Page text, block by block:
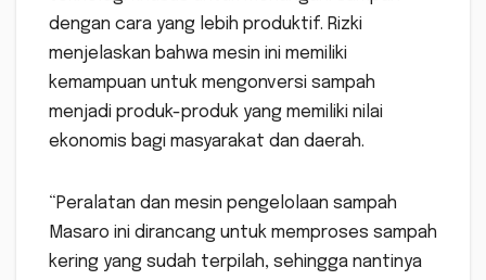
dengan cara yang lebih produktif. Rizki
menjelaskan bahwa mesin ini memiliki
kemampuan untuk mengonversi sampah
menjadi produk-produk yang memiliki nilai
ekonomis bagi masyarakat dan daerah.
“Peralatan dan mesin pengelolaan sampah
Masaro ini dirancang untuk memproses sampah
kering yang sudah terpilah, sehingga nantinya